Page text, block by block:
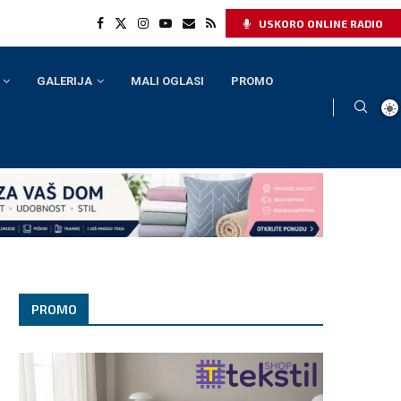
USKORO ONLINE RADIO
GALERIJA MALI OGLASI PROMO
PROMO